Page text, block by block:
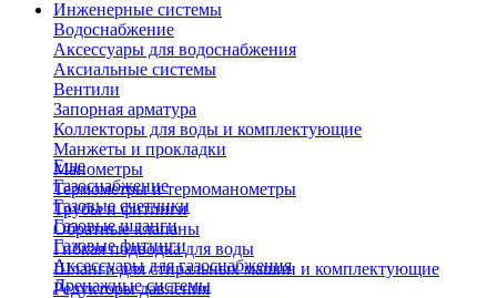
Инженерные системы
Водоснабжение
Аксессуары для водоснабжения
Аксиальные системы
Вентили
Запорная арматура
Коллекторы для воды и комплектующие
Манжеты и прокладки
Манометры
Термометры и термоманометры
Трубы и фитинги
Обратные клапаны
Гибкая подводка для воды
Шланги для стиральных машин и комплектующие
Редукторы давления
Еще
Газоснабжение
Газовые счетчики
Газовые шланги
Газовые фитинги
Аксессуары для газоснабжения
Дренажные системы